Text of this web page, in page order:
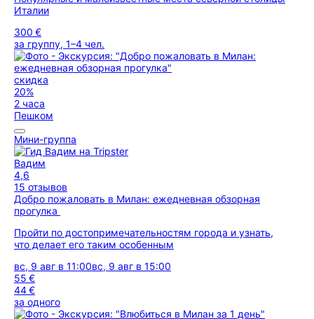
Италии
300 €
за группу, 1–4 чел.
скидка
20%
2 часа
Пешком
Мини-группа
Вадим
4,6
15 отзывов
Добро пожаловать в Милан: ежедневная обзорная
прогулка
Пройти по достопримечательностям города и узнать,
что делает его таким особенным
вс, 9 авг в 11:00вс, 9 авг в 15:00
55 €
44 €
за одного